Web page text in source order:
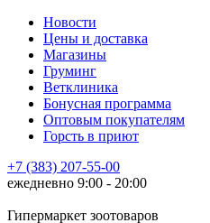
Новости
Цены и доставка
Магазины
Груминг
Ветклиника
Бонусная программа
Оптовым покупателям
Горсть в приют
+7 (383) 207-55-00
ежедневно 9:00 - 20:00
Гипермаркет зоотоваров